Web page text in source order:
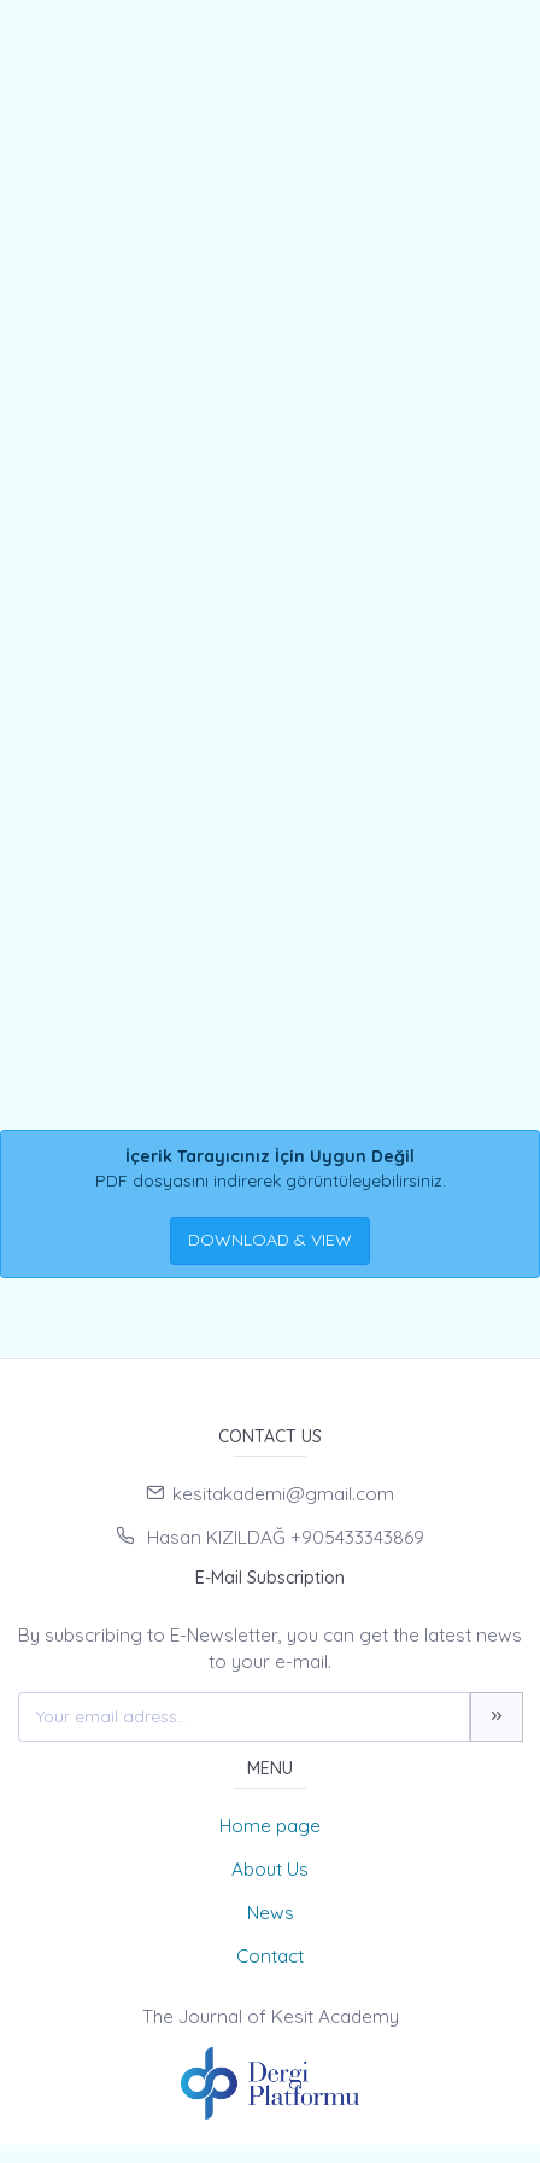
İçerik Tarayıcınız İçin Uygun Değil
PDF dosyasını indirerek görüntüleyebilirsiniz.
DOWNLOAD & VIEW
CONTACT US
kesitakademi@gmail.com
Hasan KIZILDAĞ +905433343869
E-Mail Subscription
By subscribing to E-Newsletter, you can get the latest news
to your e-mail.
MENU
Home page
About Us
News
Contact
The Journal of Kesit Academy